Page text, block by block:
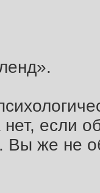
нет, если
Вы же не